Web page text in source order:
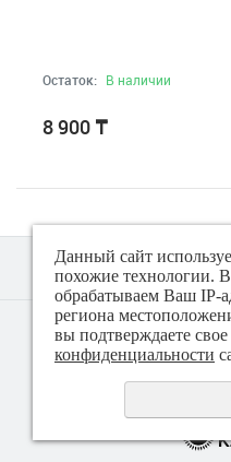
Остаток: В наличии
8 900 ₸
© 2018 -
Политика
Данный сайт
похожие технологии.
обрабатываем Ваш IP-
региона
вы подтверждаете свое
конфиденциальности